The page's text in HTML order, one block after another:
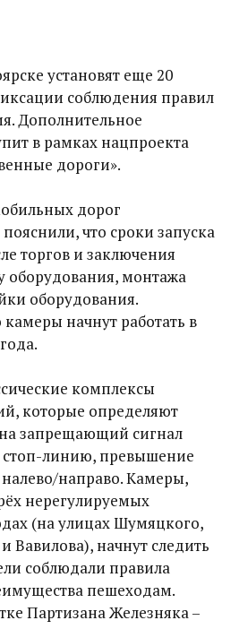
установят еще 20
соблюдения правил
Дополнительное
в рамках нацпроекта
дороги».
дорог
что сроки запуска
торгов и заключения
оборудования, монтажа
оборудования.
камеры начнут работать в
комплексы
которые определяют
запрещающий сигнал
стоп-линию, превышение
направо. Камеры,
нерегулируемых
(на улицах Шумяцкого,
Вавилова), начнут следить
соблюдали правила
пешеходам.
Партизана Железняка –